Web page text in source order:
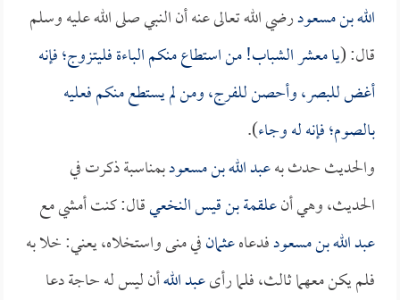
الله بن مسعودرضي الله تعالى عنه أن النبي صلى الله عليه وسلم
قال: (يا معشر الشباب! من استطاع منكم الباءة فليتزوج؛ فإنه
أغض للبصر، وأحصن للفرج، ومن لم يستطع منكم فعليه
بالصوم؛ فإنه له وجاء).
والحديث حدث بهعبد الله بن مسعودبمناسبة ذكرت في
الحديث، وهي أنعلقمة بن قيس النخعيقال: كنت أمشي مع
عبد الله بن مسعودفدعاهعثمانفي منى واستخلاه، يعني: خلا به
فلم يكن معهما ثالث، فلما رأىعبد اللهأن ليس له حاجة دعا